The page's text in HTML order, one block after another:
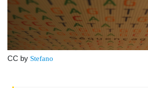
CC by Stefano